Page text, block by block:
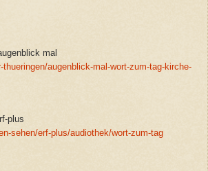
mal
thueringen/augenblick-mal-wort-zum-tag-kirche-
plus
sehen/erf-plus/audiothek/wort-zum-tag